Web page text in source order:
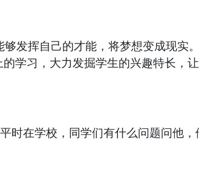
发挥自己的才能，将梦想变成现实
学习，大力发掘学生的兴趣特长，
在学校，同学们有什么问题问他，